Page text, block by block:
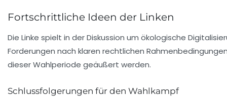
Fortschrittliche Ideen der Linken
Die Linke spielt in der Diskussion um ökologische
Forderungen nach klaren rechtlichen
dieser Wahlperiode geäußert werden.
Schlussfolgerungen für den Wahlkampf